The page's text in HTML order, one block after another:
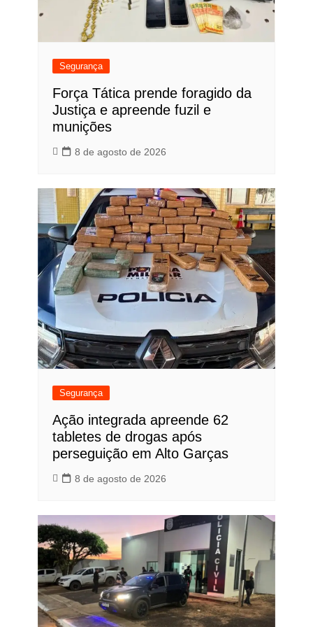
Segurança
Força Tática prende foragido da
Justiça e apreende fuzil e
munições
8 de agosto de 2026
Segurança
Ação integrada apreende 62
tabletes de drogas após
perseguição em Alto Garças
8 de agosto de 2026